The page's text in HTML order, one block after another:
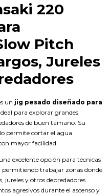
220
Pitch
Jureles
un jig pesado diseñado para
, ideal para explorar grandes
de buen tamaño. Su
permite cortar el agua
mayor facilidad.
una excelente opción para técnicas
, permitiendo trabajar zonas donde
jureles y otros depredadores
agresivos durante el ascenso y